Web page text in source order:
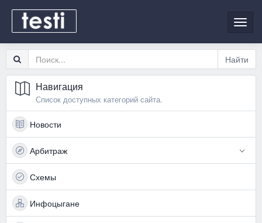
Навигация
Список доступных категорий сайта.
Новости
Арбитраж
Схемы
Инфоцыгане